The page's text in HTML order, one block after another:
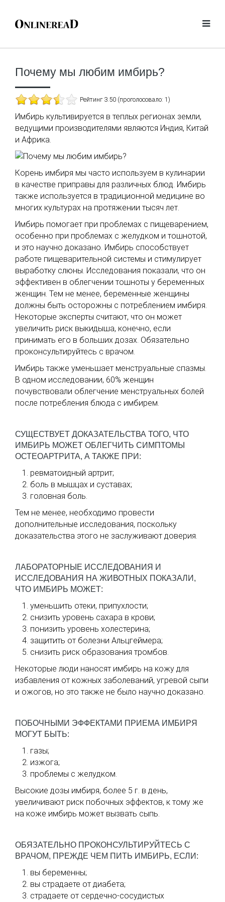
Почему мы любим имбирь?
Рейтинг 3.50 (проголосовало: 1)
Имбирь культивируется в теплых регионах земли,
ведущими производителями являются Индия, Китай
и Африка.
Корень имбиря мы часто используем в кулинарии
в качестве приправы для различных блюд. Имбирь
также используется в традиционной медицине во
многих культурах на протяжении тысяч лет.
Имбирь помогает при проблемах с пищеварением,
особенно при проблемах с желудком и тошнотой,
и это научно доказано. Имбирь способствует
работе пищеварительной системы и стимулирует
выработку слюны. Исследования показали, что он
эффективен в облегчении тошноты у беременных
женщин. Тем не менее, беременные женщины
должны быть осторожны с потреблением имбиря.
Некоторые эксперты считают, что он может
увеличить риск выкидыша, конечно, если
принимать его в больших дозах. Обязательно
проконсультируйтесь с врачом.
Имбирь также уменьшает менструальные спазмы.
В одном исследовании, 60% женщин
почувствовали облегчение менструальных болей
после потребления блюда с имбирем.
СУЩЕСТВУЕТ ДОКАЗАТЕЛЬСТВА ТОГО, ЧТО
ИМБИРЬ МОЖЕТ ОБЛЕГЧИТЬ СИМПТОМЫ
ОСТЕОАРТРИТА, А ТАКЖЕ ПРИ:
ревматоидный артрит;
боль в мышцах и суставах;
головная боль.
Тем не менее, необходимо провести
дополнительные исследования, поскольку
доказательства этого не заслуживают доверия.
ЛАБОРАТОРНЫЕ ИССЛЕДОВАНИЯ И
ИССЛЕДОВАНИЯ НА ЖИВОТНЫХ ПОКАЗАЛИ,
ЧТО ИМБИРЬ МОЖЕТ:
уменьшить отеки, припухлости;
снизить уровень сахара в крови;
понизить уровень холестерина;
защитить от болезни Альцгеймера;
снизить риск образования тромбов.
Некоторые люди наносят имбирь на кожу для
избавления от кожных заболеваний, угревой сыпи
и ожогов, но это также не было научно доказано.
ПОБОЧНЫМИ ЭФФЕКТАМИ ПРИЕМА ИМБИРЯ
МОГУТ БЫТЬ:
газы;
изжога;
проблемы с желудком.
Высокие дозы имбиря, более 5 г. в день,
увеличивают риск побочных эффектов, к тому же
на коже имбирь может вызвать сыпь.
ОБЯЗАТЕЛЬНО ПРОКОНСУЛЬТИРУЙТЕСЬ С
ВРАЧОМ, ПРЕЖДЕ ЧЕМ ПИТЬ ИМБИРЬ, ЕСЛИ:
вы беременны;
вы страдаете от диабета;
страдаете от сердечно-сосудистых